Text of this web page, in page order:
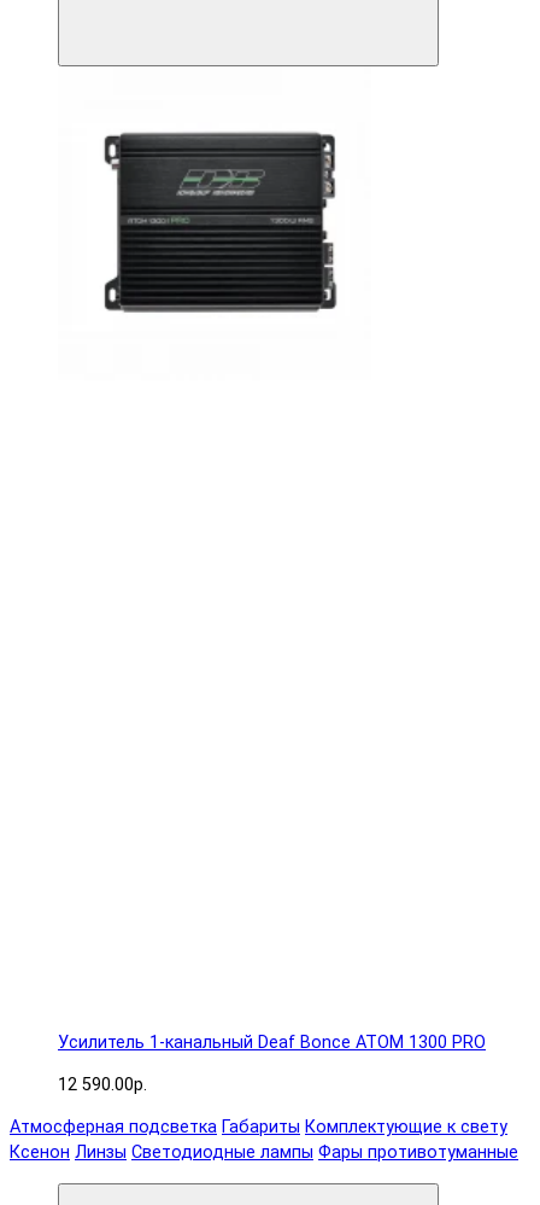
Усилитель 1-канальный Deaf Bonce ATOM 1300 PRO
12 590.00р.
Атмосферная подсветка Габариты Комплектующие к свету
Ксенон Линзы Светодиодные лампы Фары противотуманные